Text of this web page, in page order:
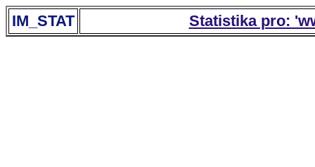
IM_STAT Statistika pro: